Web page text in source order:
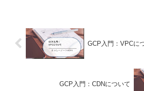
GCP入門：VPCに
GCP入門：CDNについて